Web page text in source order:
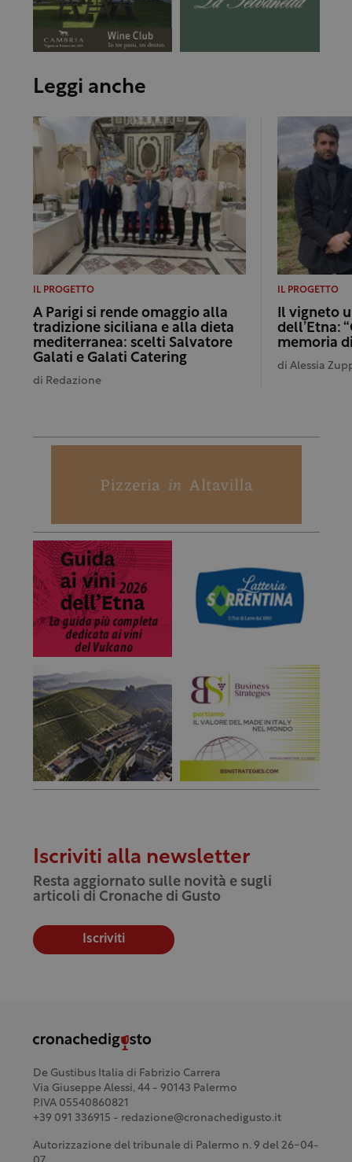
Leggi anche
IL PROGETTO
A Parigi si rende omaggio alla
tradizione siciliana e alla dieta
mediterranea: scelti Salvatore
Galati e Galati Catering
di Redazione
IL PROGETTO
Il vigneto
dell’Etna:
memoria
diAlessia
Iscriviti alla newsletter
Resta aggiornato sulle novità e sugli
articoli di Cronache di Gusto
Iscriviti
De Gustibus Italia di Fabrizio Carrera
Via Giuseppe Alessi, 44 - 90143 Palermo
P.IVA 05540860821
+39 091 336915 - redazione@cronachedigusto.it
Autorizzazione del tribunale di Palermo n. 9 del 26-04-